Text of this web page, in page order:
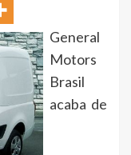
General
Motors
Brasil
acaba de